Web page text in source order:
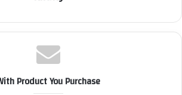
Product You Purchase